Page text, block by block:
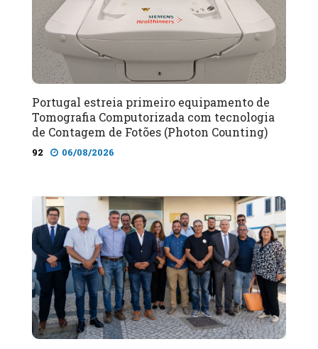
Portugal estreia primeiro equipamento de
Tomografia Computorizada com tecnologia
de Contagem de Fotões (Photon Counting)
92 06/08/2026